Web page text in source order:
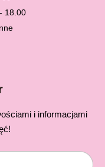
18.00
i informacjami